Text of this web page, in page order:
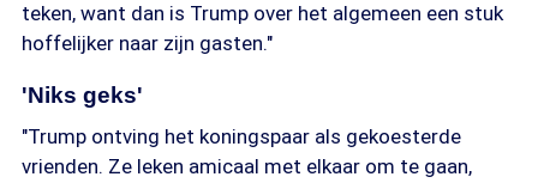
teken, want dan is Trump over het algemeen een stuk
hoffelijker naar zijn gasten."
'Niks geks'
"Trump ontving het koningspaar als gekoesterde
vrienden. Ze leken amicaal met elkaar om te gaan,